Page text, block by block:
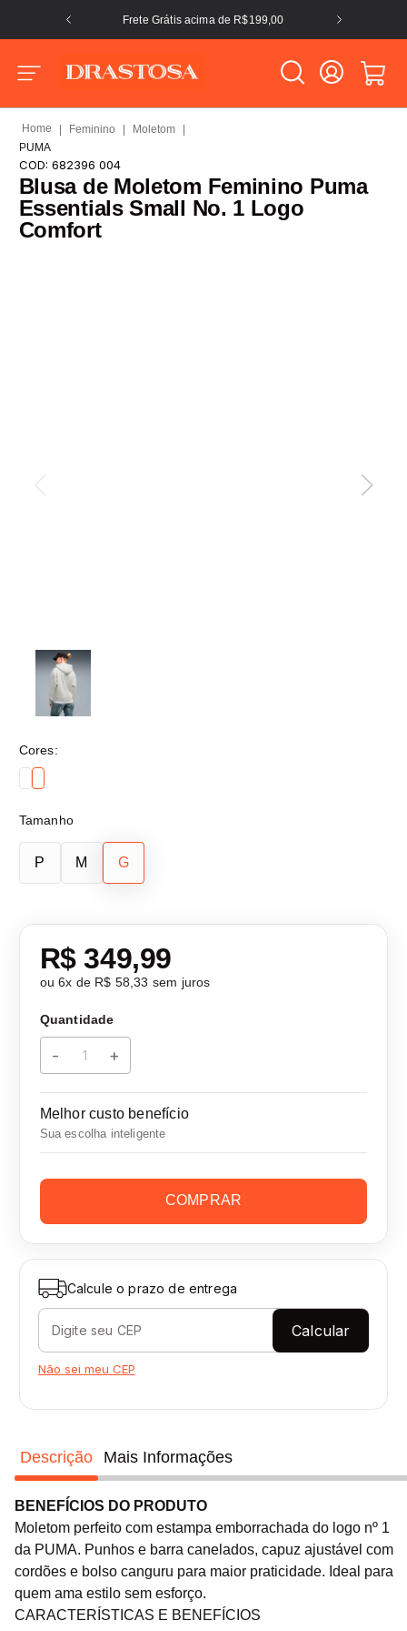
Frete Grátis acima de R$199,00
Feminino
Moletom
PUMA
COD: 682396 004
Blusa de Moletom Feminino Puma
Essentials Small No. 1 Logo
Comfort
Cores:
Tamanho
P M G
R$ 349,99
ou6x de R$ 58,33 sem juros
Quantidade
- +
Melhor custo benefício
Sua escolha inteligente
COMPRAR
Calcule o prazo de entrega
Calcular
Não sei meu CEP
Descrição Mais Informações
BENEFÍCIOS DO PRODUTO
Moletom perfeito com estampa emborrachada do logo nº 1
da PUMA. Punhos e barra canelados, capuz ajustável com
cordões e bolso canguru para maior praticidade. Ideal para
quem ama estilo sem esforço.
CARACTERÍSTICAS E BENEFÍCIOS